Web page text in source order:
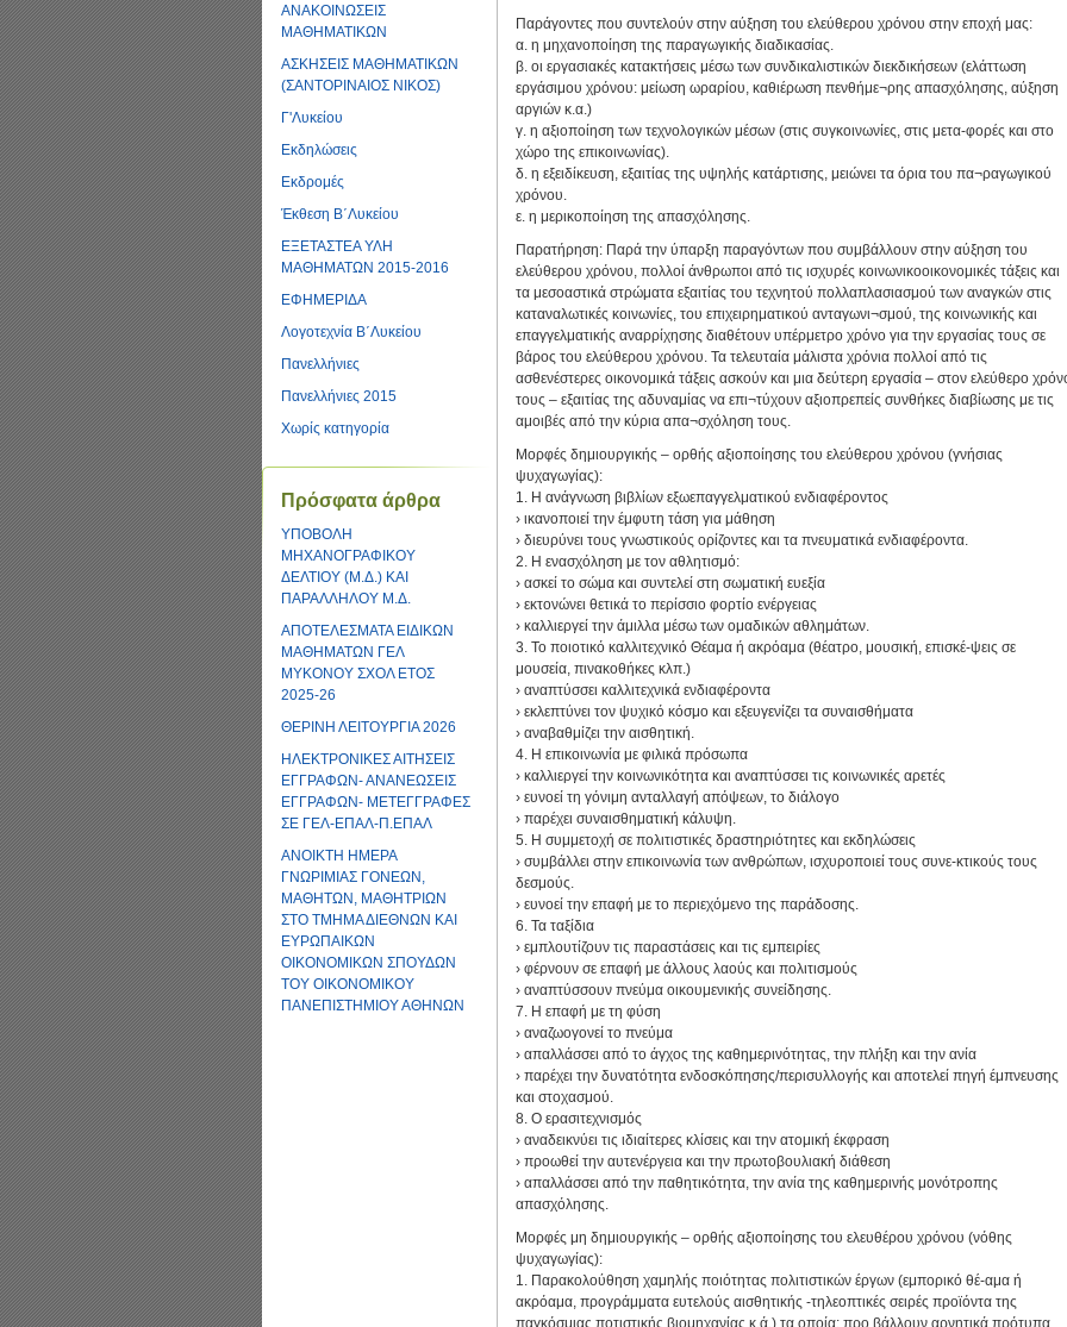
ΑΝΑΚΟΙΝΩΣΕΙΣ
ΜΑΘΗΜΑΤΙΚΩΝ
ΑΣΚΗΣΕΙΣ ΜΑΘΗΜΑΤΙΚΩΝ
(ΣΑΝΤΟΡΙΝΑΙΟΣ ΝΙΚΟΣ)
Γ'Λυκείου
Εκδηλώσεις
Εκδρομές
Έκθεση Β΄Λυκείου
ΕΞΕΤΑΣΤΕΑ ΥΛΗ
ΜΑΘΗΜΑΤΩΝ 2015-2016
ΕΦΗΜΕΡΙΔΑ
Λογοτεχνία Β΄Λυκείου
Πανελλήνιες
Πανελλήνιες 2015
Χωρίς κατηγορία
Πρόσφατα άρθρα
ΥΠΟΒΟΛΗ
ΜΗΧΑΝΟΓΡΑΦΙΚΟΥ
ΔΕΛΤΙΟΥ (Μ.Δ.) ΚΑΙ
ΠΑΡΑΛΛΗΛΟΥ Μ.Δ.
ΑΠΟΤΕΛΕΣΜΑΤΑ ΕΙΔΙΚΩΝ
ΜΑΘΗΜΑΤΩΝ ΓΕΛ
ΜΥΚΟΝΟΥ ΣΧΟΛ ΕΤΟΣ
2025-26
ΘΕΡΙΝΗ ΛΕΙΤΟΥΡΓΙΑ 2026
ΗΛΕΚΤΡΟΝΙΚΕΣ ΑΙΤΗΣΕΙΣ
ΕΓΓΡΑΦΩΝ- ΑΝΑΝΕΩΣΕΙΣ
ΕΓΓΡΑΦΩΝ- ΜΕΤΕΓΓΡΑΦΕΣ
ΣΕ ΓΕΛ-ΕΠΑΛ-Π.ΕΠΑΛ
ΑΝΟΙΚΤΗ ΗΜΕΡΑ
ΓΝΩΡΙΜΙΑΣ ΓΟΝΕΩΝ,
ΜΑΘΗΤΩΝ, ΜΑΘΗΤΡΙΩΝ
ΣΤΟ ΤΜΗΜΑ ΔΙΕΘΝΩΝ ΚΑΙ
ΕΥΡΩΠΑΙΚΩΝ
ΟΙΚΟΝΟΜΙΚΩΝ ΣΠΟΥΔΩΝ
ΤΟΥ ΟΙΚΟΝΟΜΙΚΟΥ
ΠΑΝΕΠΙΣΤΗΜΙΟΥ ΑΘΗΝΩΝ
Παράγοντες που συντελούν στην αύξηση του ελεύθερου χρόνου στην εποχή μας:
α. η μηχανοποίηση της παραγωγικής διαδικασίας.
β. οι εργασιακές κατακτήσεις μέσω των συνδικαλιστικών διεκδικήσεων (ελάττωση
εργάσιμου χρόνου: μείωση ωραρίου, καθιέρωση πενθήμε¬ρης απασχόλησης, αύξηση
αργιών κ.α.)
γ. η αξιοποίηση των τεχνολογικών μέσων (στις συγκοινωνίες, στις μετα-φορές και στο
χώρο της επικοινωνίας).
δ. η εξειδίκευση, εξαιτίας της υψηλής κατάρτισης, μειώνει τα όρια του πα¬ραγωγικού
χρόνου.
ε. η μερικοποίηση της απασχόλησης.
Παρατήρηση: Παρά την ύπαρξη παραγόντων που συμβάλλουν στην αύξηση του
ελεύθερου χρόνου, πολλοί άνθρωποι από τις ισχυρές κοινωνικοοικονομικές τάξεις και
τα μεσοαστικά στρώματα εξαιτίας του τεχνητού πολλαπλασιασμού των αναγκών στις
καταναλωτικές κοινωνίες, του επιχειρηματικού ανταγωνι¬σμού, της κοινωνικής και
επαγγελματικής αναρρίχησης διαθέτουν υπέρμετρο χρόνο για την εργασίας τους σε
βάρος του ελεύθερου χρόνου. Τα τελευταία μάλιστα χρόνια πολλοί από τις
ασθενέστερες οικονομικά τάξεις ασκούν και μια δεύτερη εργασία – στον ελεύθερο
τους – εξαιτίας της αδυναμίας να επι¬τύχουν αξιοπρεπείς συνθήκες διαβίωσης με τις
αμοιβές από την κύρια απα¬σχόληση τους.
Μορφές δημιουργικής – ορθής αξιοποίησης του ελεύθερου χρόνου (γνήσιας
ψυχαγωγίας):
1. Η ανάγνωση βιβλίων εξωεπαγγελματικού ενδιαφέροντος
› ικανοποιεί την έμφυτη τάση για μάθηση
› διευρύνει τους γνωστικούς ορίζοντες και τα πνευματικά ενδιαφέροντα.
2. Η ενασχόληση με τον αθλητισμό:
› ασκεί το σώμα και συντελεί στη σωματική ευεξία
› εκτονώνει θετικά το περίσσιο φορτίο ενέργειας
› καλλιεργεί την άμιλλα μέσω των ομαδικών αθλημάτων.
3. Το ποιοτικό καλλιτεχνικό Θέαμα ή ακρόαμα (θέατρο, μουσική, επισκέ-ψεις σε
μουσεία, πινακοθήκες κλπ.)
› αναπτύσσει καλλιτεχνικά ενδιαφέροντα
› εκλεπτύνει τον ψυχικό κόσμο και εξευγενίζει τα συναισθήματα
› αναβαθμίζει την αισθητική.
4. Η επικοινωνία με φιλικά πρόσωπα
› καλλιεργεί την κοινωνικότητα και αναπτύσσει τις κοινωνικές αρετές
› ευνοεί τη γόνιμη ανταλλαγή απόψεων, το διάλογο
› παρέχει συναισθηματική κάλυψη.
5. Η συμμετοχή σε πολιτιστικές δραστηριότητες και εκδηλώσεις
› συμβάλλει στην επικοινωνία των ανθρώπων, ισχυροποιεί τους συνε-κτικούς τους
δεσμούς.
› ευνοεί την επαφή με το περιεχόμενο της παράδοσης.
6. Τα ταξίδια
› εμπλουτίζουν τις παραστάσεις και τις εμπειρίες
› φέρνουν σε επαφή με άλλους λαούς και πολιτισμούς
› αναπτύσσουν πνεύμα οικουμενικής συνείδησης.
7. Η επαφή με τη φύση
› αναζωογονεί το πνεύμα
› απαλλάσσει από το άγχος της καθημερινότητας, την πλήξη και την ανία
› παρέχει την δυνατότητα ενδοσκόπησης/περισυλλογής και αποτελεί πηγή έμπνευσης
και στοχασμού.
8. Ο ερασιτεχνισμός
› αναδεικνύει τις ιδιαίτερες κλίσεις και την ατομική έκφραση
› προωθεί την αυτενέργεια και την πρωτοβουλιακή διάθεση
› απαλλάσσει από την παθητικότητα, την ανία της καθημερινής μονότροπης
απασχόλησης.
Μορφές μη δημιουργικής – ορθής αξιοποίησης του ελευθέρου χρόνου (νόθης
ψυχαγωγίας):
1. Παρακολούθηση χαμηλής ποιότητας πολιτιστικών έργων (εμπορικό θέ-αμα ή
ακρόαμα, προγράμματα ευτελούς αισθητικής -τηλεοπτικές σειρές προϊόντα της
παγκόσμιας ποτιστικής βιομηχανίας κ.ά.) τα οποία: προ βάλλουν αρνητικά πρότυπα